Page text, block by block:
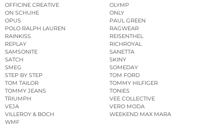
OFFICINE CREATIVE
OLYMP
ON SCHUHE
ONLY
OPUS
PAUL GREEN
POLO RALPH LAUREN
RAGWEAR
RAINKISS
REISENTHEL
REPLAY
RICHROYAL
SAMSONITE
SANETTA
SATCH
SKINY
SMEG
SOMEDAY
STEP BY STEP
TOM FORD
TOM TAILOR
TOMMY HILFIGER
TOMMY JEANS
TONIES
TRIUMPH
VEE COLLECTIVE
VEJA
VERO MODA
VILLEROY & BOCH
WEEKEND MAX MARA
WMF